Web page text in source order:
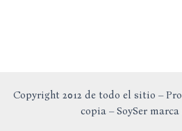
Copyright 2012 de todo el sitio –
copia – SoySer